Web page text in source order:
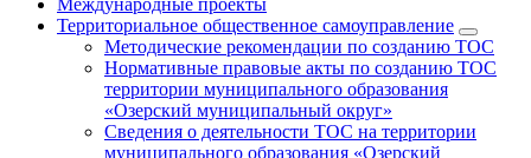
Международные проекты
Территориальное общественное самоуправление
Методические рекомендации по созданию ТОС
Нормативные правовые акты по созданию ТОС
территории муниципального образования
«Озерский муниципальный округ»
Сведения о деятельности ТОС на территории
муниципального образования «Озерский